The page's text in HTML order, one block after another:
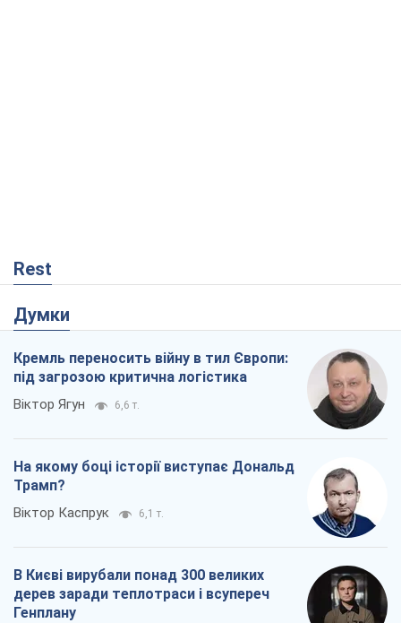
Rest
Думки
Кремль переносить війну в тил Європи:
під загрозою критична логістика
Віктор Ягун 6,6 т.
На якому боці історії виступає Дональд
Трамп?
Віктор Каспрук 6,1 т.
В Києві вирубали понад 300 великих
дерев заради теплотраси і всупереч
Генплану